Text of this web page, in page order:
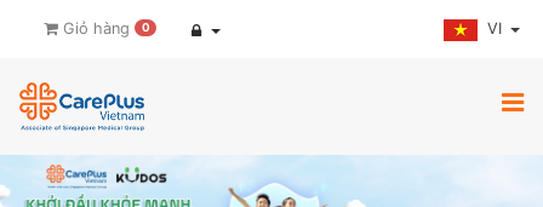
Giỏ hàng 0 VI